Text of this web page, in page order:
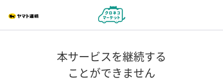
本サービスを継続する
ことができません